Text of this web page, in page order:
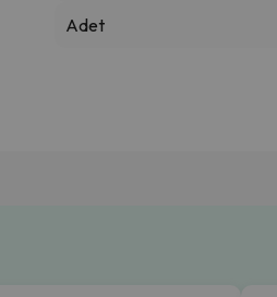
Adet